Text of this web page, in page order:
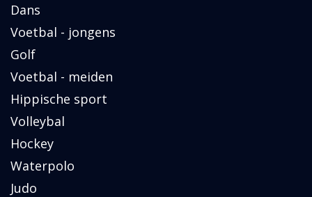
Dans
Voetbal - jongens
Golf
Voetbal - meiden
Hippische sport
Volleybal
Hockey
Waterpolo
Judo